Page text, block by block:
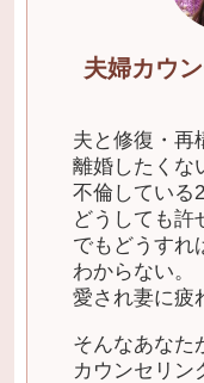
夫婦カウ
夫と修復・再
離婚したくな
不倫している
どうしても許
でもどうすれ
わからない。
愛され妻に疲
そんなあなた
カウンセリン